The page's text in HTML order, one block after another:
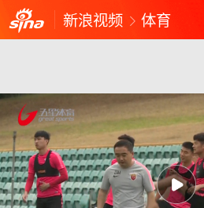
新浪视频 体育